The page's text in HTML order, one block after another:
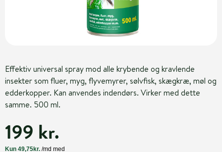
Effektiv universal spray mod alle krybende og kravlende
insekter som fluer, myg, flyvemyrer, sølvfisk, skægkræ, møl og
edderkopper. Kan anvendes indendørs. Virker med dette
samme. 500 ml.
199 kr.